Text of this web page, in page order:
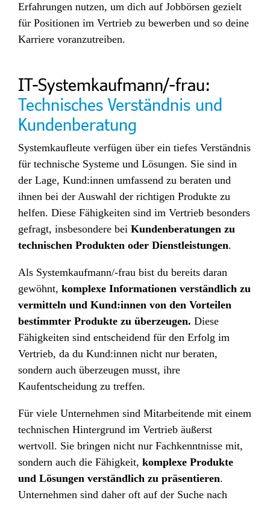
Erfahrungen nutzen, um dich auf Jobbörsen gezielt
für Positionen im Vertrieb zu bewerben und so deine
Karriere voranzutreiben.
IT-Systemkaufmann/-frau:
Technisches Verständnis und
Kundenberatung
Systemkaufleute verfügen über ein tiefes Verständnis
für technische Systeme und Lösungen. Sie sind in
der Lage, Kund:innen umfassend zu beraten und
ihnen bei der Auswahl der richtigen Produkte zu
helfen. Diese Fähigkeiten sind im Vertrieb besonders
gefragt, insbesondere bei Kundenberatungen zu
technischen Produkten oder Dienstleistungen.
Als Systemkaufmann/-frau bist du bereits daran
gewöhnt, komplexe Informationen verständlich zu
vermitteln und Kund:innen von den Vorteilen
bestimmter Produkte zu überzeugen. Diese
Fähigkeiten sind entscheidend für den Erfolg im
Vertrieb, da du Kund:innen nicht nur beraten,
sondern auch überzeugen musst, ihre
Kaufentscheidung zu treffen.
Für viele Unternehmen sind Mitarbeitende mit einem
technischen Hintergrund im Vertrieb äußerst
wertvoll. Sie bringen nicht nur Fachkenntnisse mit,
sondern auch die Fähigkeit, komplexe Produkte
und Lösungen verständlich zu präsentieren.
Unternehmen sind daher oft auf der Suche nach